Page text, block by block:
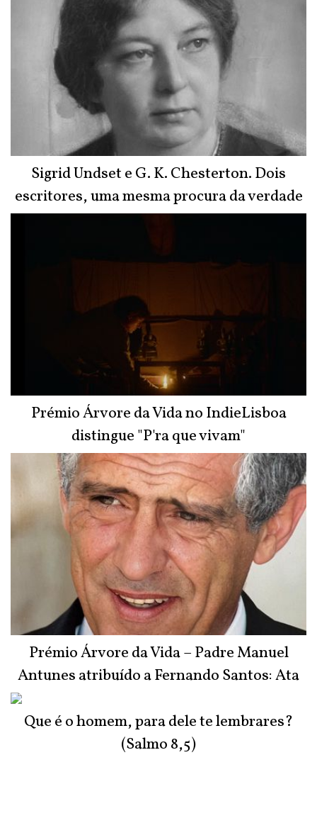
Sigrid Undset e G. K. Chesterton. Dois
escritores, uma mesma procura da verdade
Prémio Árvore da Vida no IndieLisboa
distingue "P'ra que vivam"
Prémio Árvore da Vida – Padre Manuel
Antunes atribuído a Fernando Santos: Ata
Que é o homem, para dele te lembrares?
(Salmo 8,5)